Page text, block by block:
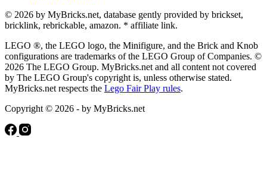
© 2026 by MyBricks.net, database gently provided by brickset,
bricklink, rebrickable, amazon. * affiliate link.
LEGO ®, the LEGO logo, the Minifigure, and the Brick and Knob
configurations are trademarks of the LEGO Group of Companies. ©
2026 The LEGO Group. MyBricks.net and all content not covered
by The LEGO Group's copyright is, unless otherwise stated.
MyBricks.net respects the Lego Fair Play rules.
Copyright © 2026 - by MyBricks.net